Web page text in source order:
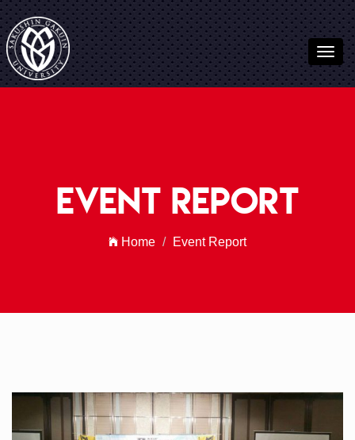
================================================== Global
Page Section Start
================================================== -->
Event Report
Home Event Report